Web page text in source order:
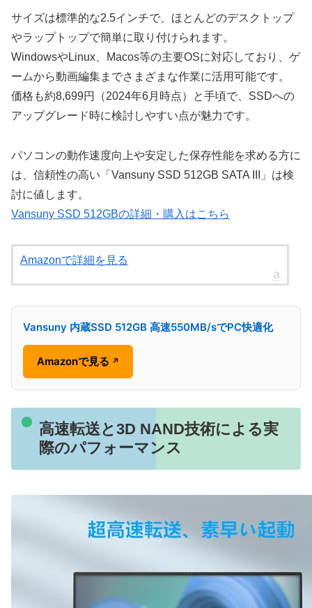
サイズは標準的な2.5インチで、ほとんどのデスクトップ
やラップトップで簡単に取り付けられます。
WindowsやLinux、Macos等の主要OSに対応しており、ゲ
ームから動画編集までさまざまな作業に活用可能です。
価格も約8,699円（2024年6月時点）と手頃で、SSDへの
アップグレード時に検討しやすい点が魅力です。
パソコンの動作速度向上や安定した保存性能を求める方に
は、信頼性の高い「Vansuny SSD 512GB SATA III」は検
討に値します。
Vansuny SSD 512GBの詳細・購入はこちら
Amazonで詳細を見る
Vansuny 内蔵SSD 512GB 高速550MB/sでPC快適化
Amazonで見る ↗
高速転送と3D NAND技術による実
際のパフォーマンス